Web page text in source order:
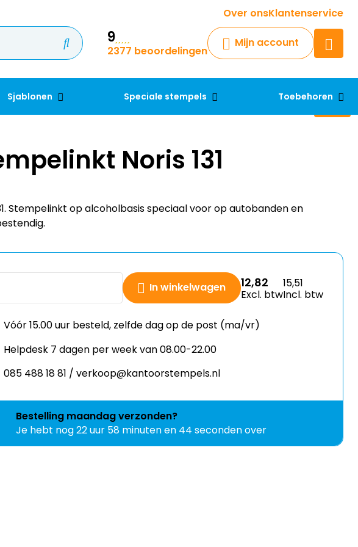
Over onsKlantenservice
9
2377 beoordelingen
Mijn account
Sjablonen Speciale stempels Toebehoren
Krijg een antwoord op uw vraag
Chatbot
Chat 24/7 met onze chatbot
Contact
Noris 131
Stempelinkt op alcoholbasis speciaal voor op autobanden en
In winkelwagen 12,82
Excl. btw
15,51
Incl. btw
Vóór 15.00 uur besteld, zelfde dag op de post (ma/vr)
Helpdesk 7 dagen per week van 08.00-22.00
085 488 18 81 / verkoop@kantoorstempels.nl
Bestelling maandagverzonden?
Je hebt nog22 uur 58 minuten en 43 seconden over